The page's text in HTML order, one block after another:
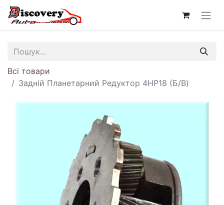
Всі товари
Задній Планетарний Редуктор 4HP18 (Б/В)